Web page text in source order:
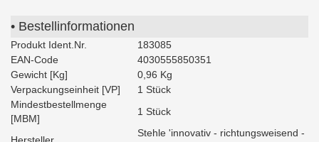
• Bestellinformationen
Produkt Ident.Nr.
183085
EAN-Code
4030555850351
Gewicht [Kg]
0,96 Kg
Verpackungseinheit [VP]
1 Stück
Mindestbestellmenge
[MBM]
1 Stück
Stehle 'innovativ - richtungsweisend -